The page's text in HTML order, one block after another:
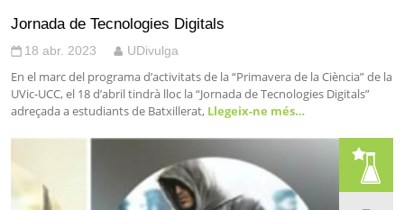
Jornada de Tecnologies Digitals
18 abr. 2023 UDivulga
En el marc del programa d’activitats de la “Primavera de la Ciència” de la
UVic-UCC, el 18 d’abril tindrà lloc la “Jornada de Tecnologies Digitals”
adreçada a estudiants de Batxillerat, Llegeix-ne més…